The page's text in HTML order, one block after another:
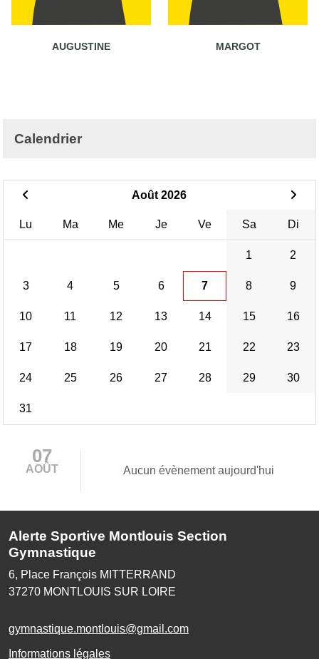
AUGUSTINE MARGOT
Calendrier
Août 2026
Lu Ma Me Je Ve Sa Di
1 2
3 4 5 6 7 8 9
10 11 12 13 14 15 16
17 18 19 20 21 22 23
24 25 26 27 28 29 30
31
07
AOÛT Aucun évènement aujourd'hui
Alerte Sportive Montlouis Section
Gymnastique
6, Place François MITTERRAND
37270 MONTLOUIS SUR LOIRE
gymnastique.montlouis@gmail.com
Informations légales